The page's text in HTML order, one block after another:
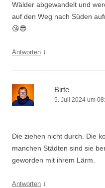
Wälder abgewandelt und
auf den Weg nach Süden
😘😎
Antworten ↓
Birte
5. Juli 2024 um
Die ziehen nicht durch. Die
manchen Städten sind sie
geworden mit ihrem Lärm.
Antworten ↓